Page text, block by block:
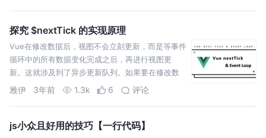
探究 $nextTick 的实现原理
Vue在修改数据后，视图不会立刻更新，而是等事件
循环中的所有数据变化完成之后，再进行视图更
新。这就涉及到了异步更新队列。如果要在修改数
据之后立即获取更新后的 DOM 可以使用nextTick
雅伊 3年前 1.3k 6 评论
js小众且好用的技巧【一行代码】